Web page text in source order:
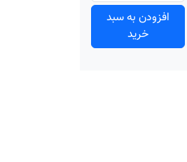
افزودن به سبد
خرید